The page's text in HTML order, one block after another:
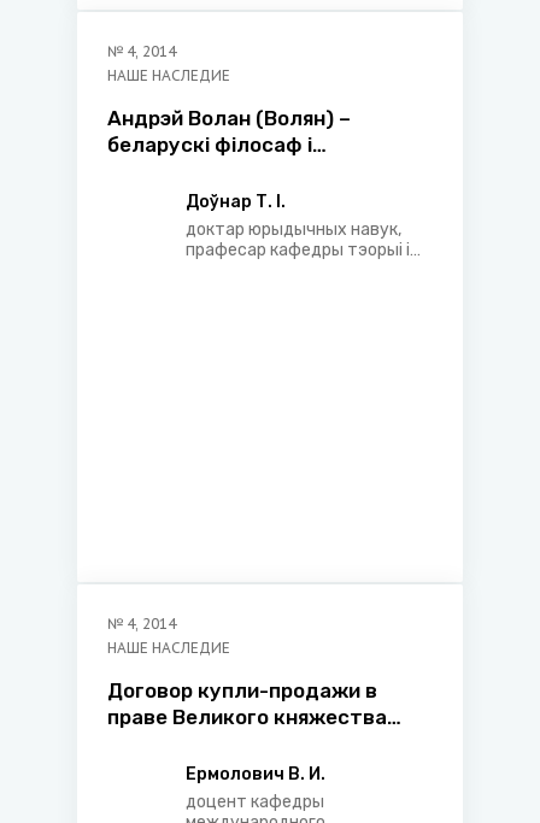
№ 4, 2014
НАШЕ НАСЛЕДИЕ
Андрэй Волан (Волян) –
беларускi фiлосаф i
Доўнар Т. І.
доктар юрыдычных навук,
прафесар кафедры тэорыі і
№ 4, 2014
НАШЕ НАСЛЕДИЕ
Договор купли-продажи в
праве Великого княжества
Жемойтского и стран
средневековой Европы
Ермолович В. И.
доцент кафедры